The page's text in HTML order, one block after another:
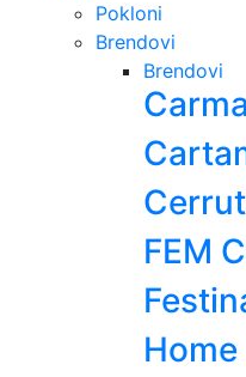
Pokloni
Brendovi
Brendovi
FEM